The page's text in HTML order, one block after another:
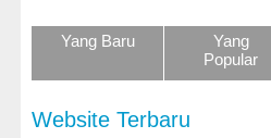
Keluarga
Hidup
Yang Baru
Yang
Popular
Website Terbaru